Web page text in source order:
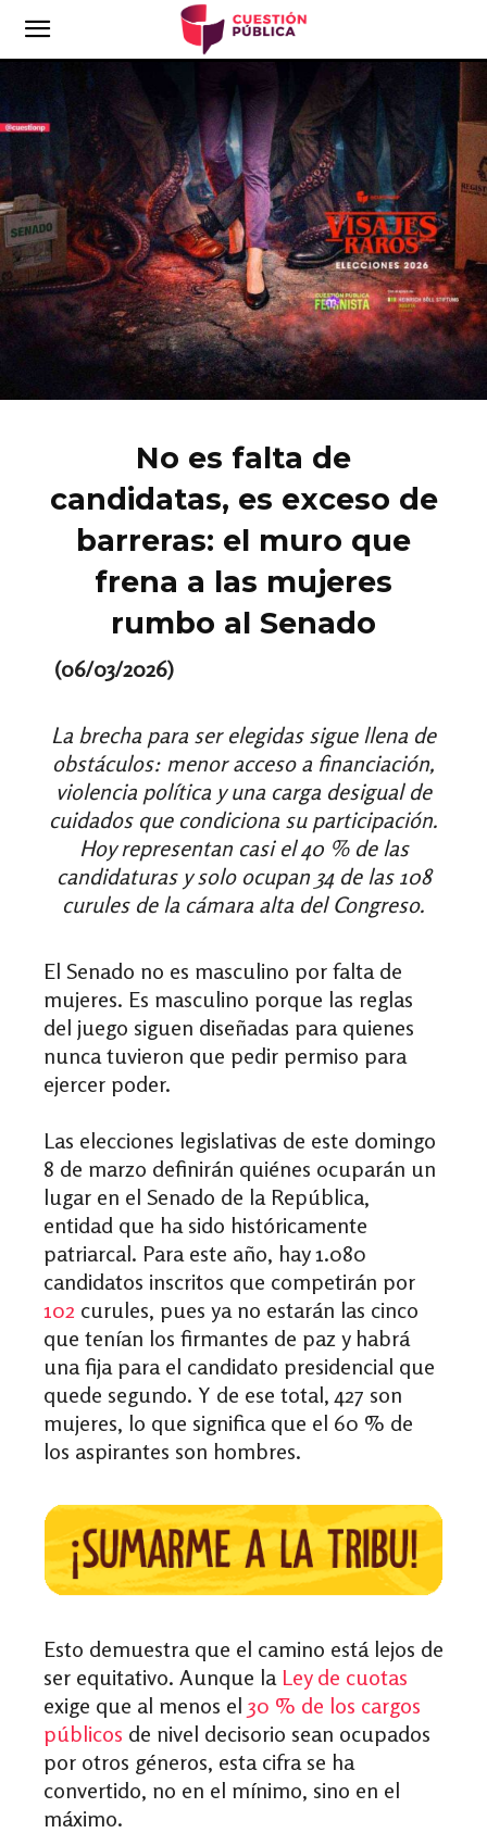
No es falta de
candidatas, es exceso de
barreras: el muro que
frena a las mujeres
rumbo al Senado
(06/03/2026)
La brecha para ser elegidas sigue llena de
obstáculos: menor acceso a financiación,
violencia política y una carga desigual de
cuidados que condiciona su participación.
Hoy representan casi el 40 % de las
candidaturas y solo ocupan 34 de las 108
curules de la cámara alta del Congreso.
El Senado no es masculino por falta de
mujeres. Es masculino porque las reglas
del juego siguen diseñadas para quienes
nunca tuvieron que pedir permiso para
ejercer poder.
Las elecciones legislativas de este domingo
8 de marzo definirán quiénes ocuparán un
lugar en el Senado de la República,
entidad que ha sido históricamente
patriarcal. Para este año, hay 1.080
candidatos inscritos que competirán por
102 curules, pues ya no estarán las cinco
que tenían los firmantes de paz y habrá
una fija para el candidato presidencial que
quede segundo. Y de ese total, 427 son
mujeres, lo que significa que el 60 % de
los aspirantes son hombres.
Esto demuestra que el camino está lejos de
ser equitativo. Aunque la Ley de cuotas
exige que al menos el 30 % de los cargos
públicos de nivel decisorio sean ocupados
por otros géneros, esta cifra se ha
convertido, no en el mínimo, sino en el
máximo.